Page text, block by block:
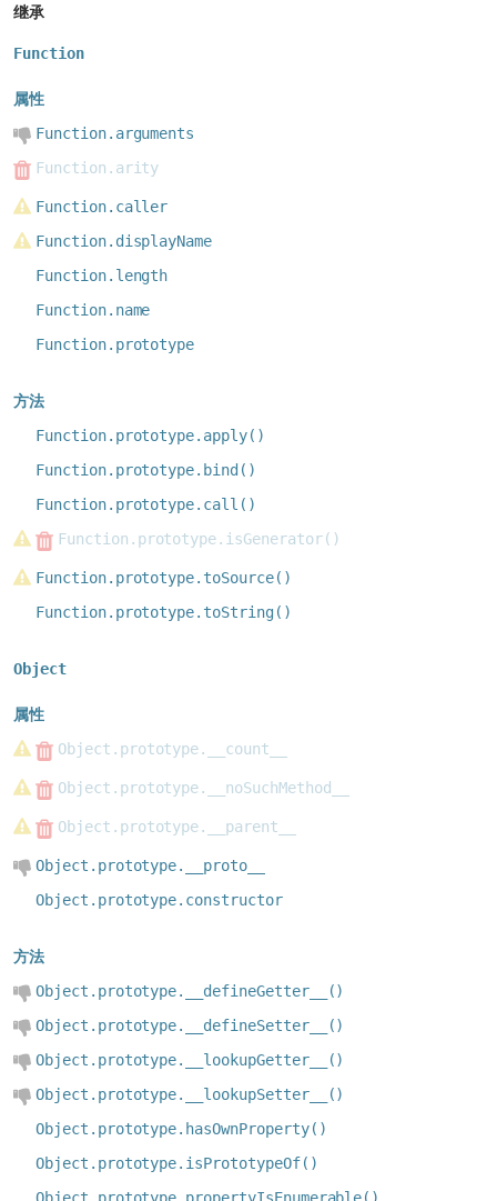
继承
Function
属性
Function.arguments
Function.arity
Function.caller
Function.displayName
Function.length
Function.name
Function.prototype
方法
Function.prototype.apply()
Function.prototype.bind()
Function.prototype.call()
Function.prototype.isGenerator()
Function.prototype.toSource()
Function.prototype.toString()
Object
属性
Object.prototype.__count__
Object.prototype.__noSuchMethod__
Object.prototype.__parent__
Object.prototype.__proto__
Object.prototype.constructor
方法
Object.prototype.__defineGetter__()
Object.prototype.__defineSetter__()
Object.prototype.__lookupGetter__()
Object.prototype.__lookupSetter__()
Object.prototype.hasOwnProperty()
Object.prototype.isPrototypeOf()